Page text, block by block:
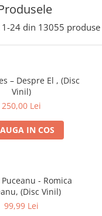
1-24 din 13055 produse
– Despre El , (Disc
Vinil)
250,00 Lei
IN COS
- Romica
(Disc Vinil)
99,99 Lei